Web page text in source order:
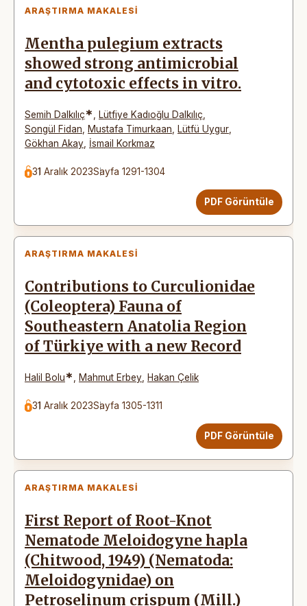
ARAŞTIRMA MAKALESI
Mentha pulegium extracts
showed strong antimicrobial
and cytotoxic effects in vitro.
Semih Dalkılıç* Lütfiye Kadıoğlu Dalkılıç
Songül Fidan
Mustafa Timurkaan Lütfü Uygur
Gökhan Akay İsmail Korkmaz
31 Aralık 2023Sayfa 1291-1304
PDF Görüntüle
ARAŞTIRMA MAKALESI
Contributions to Curculionidae
(Coleoptera) Fauna of
Southeastern Anatolia Region
of Türkiye with a new Record
Halil Bolu* Mahmut Erbey Hakan Çelik
31 Aralık 2023Sayfa 1305-1311
PDF Görüntüle
ARAŞTIRMA MAKALESI
First Report of Root-Knot
Nematode Meloidogyne hapla
(Chitwood, 1949) (Nematoda:
Meloidogynidae) on
Petroselinum crispum (Mill.)